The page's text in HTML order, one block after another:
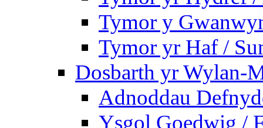
Tymor y
Tymor yr Haf /
Dosbarth yr Wylan-
Adnoddau
Ysgol Goedwig /